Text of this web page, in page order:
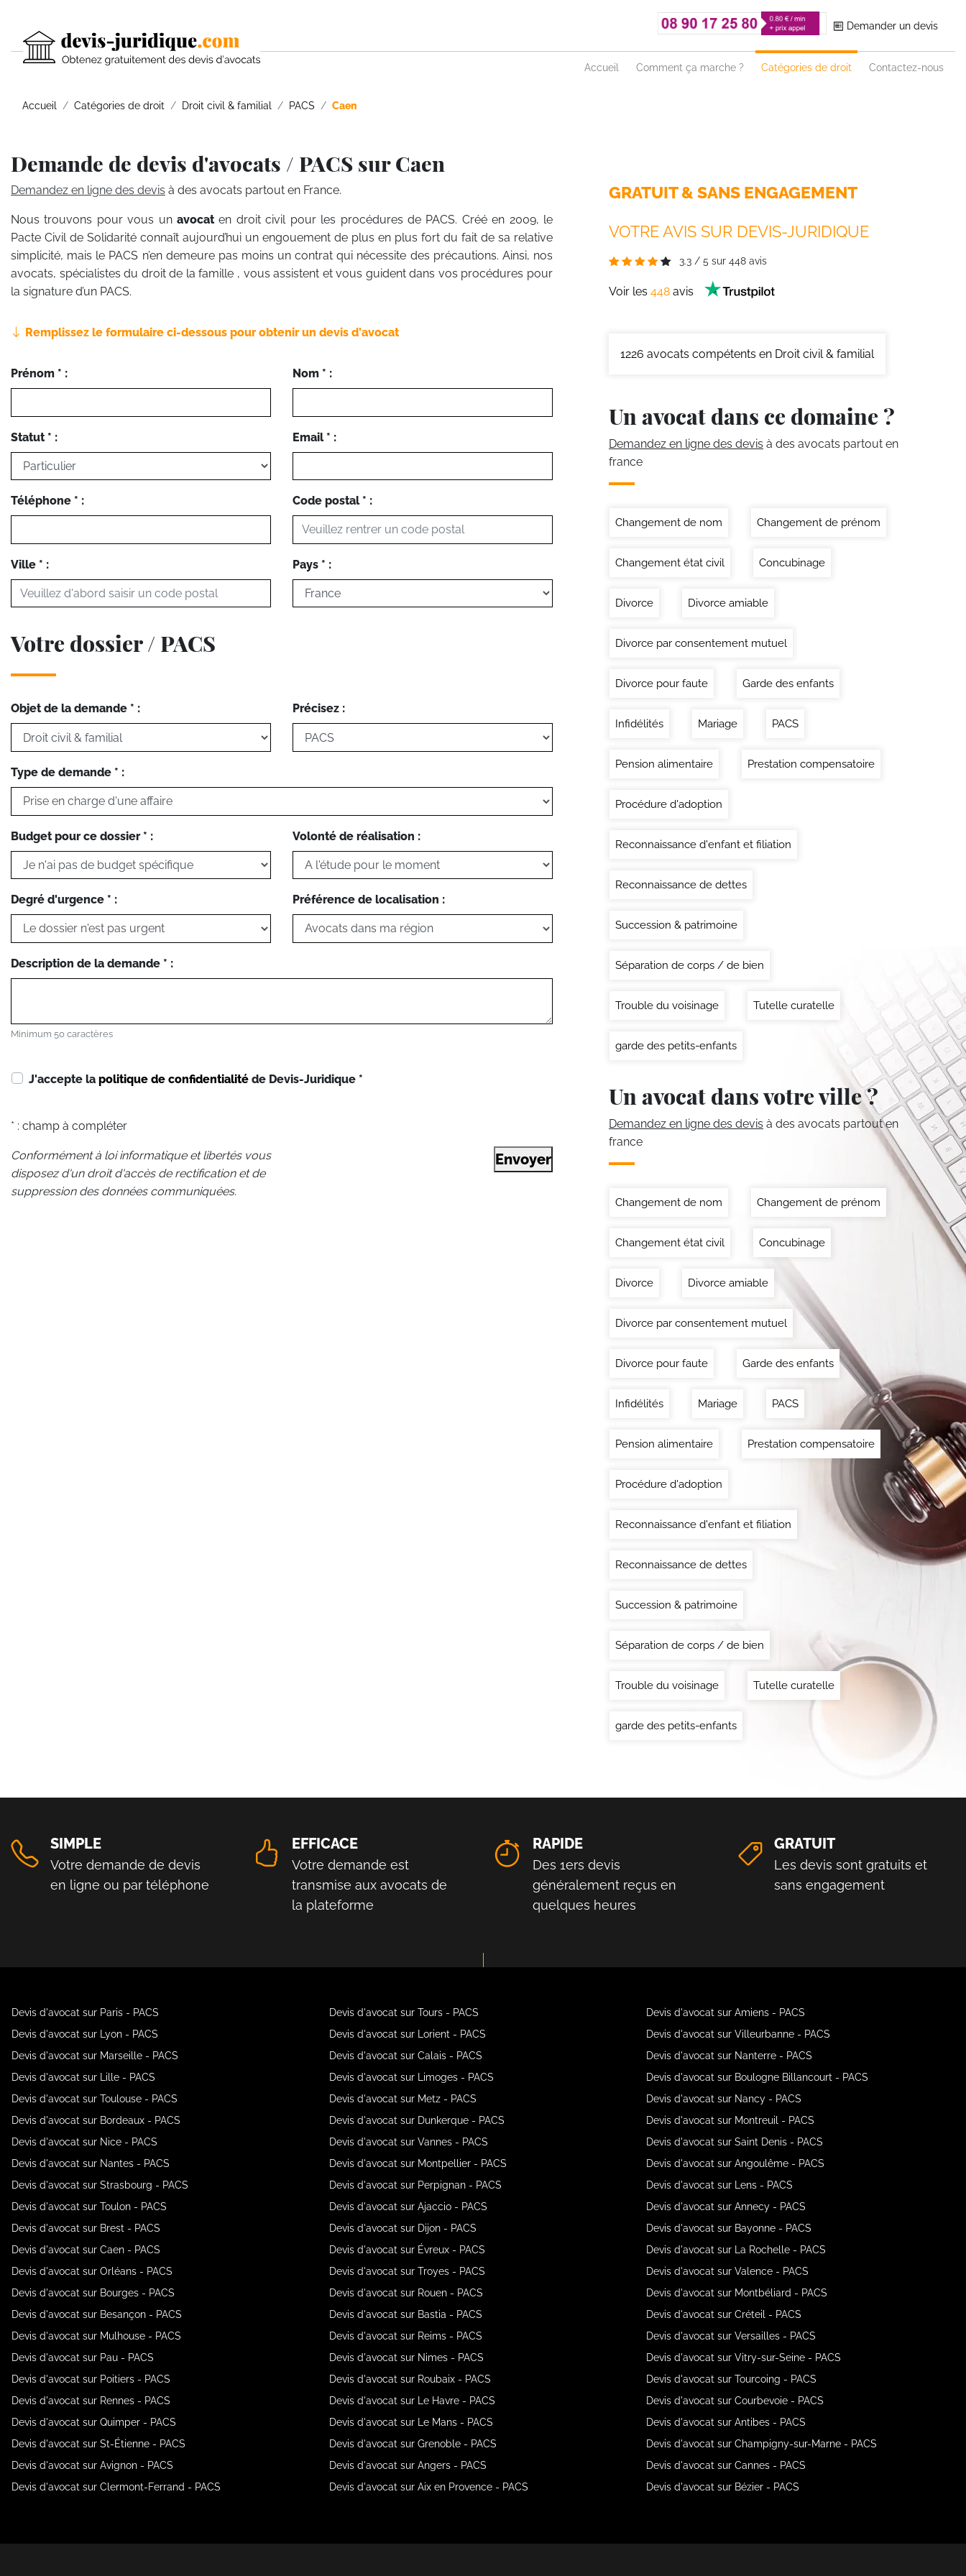
Demander un devis
Accueil Comment ça marche ? Catégories de droit Contactez-nous
Accueil Catégories de droit Droit civil & familial PACS Caen
Demande de devis d'avocats / PACS sur Caen
Demandez en ligne des devis à des avocats partout en France.
Nous trouvons pour vous unavocaten droit civil pour les procédures de PACS. Créé en 2009, le
Pacte Civil de Solidarité connaît aujourd’hui un engouement de plus en plus fort du fait de sa relative
simplicité, mais le PACS n’en demeure pas moins un contrat qui nécessite des précautions. Ainsi, nos
avocats, spécialistes du droit de la famille , vous assistent et vous guident dans vos procédures pour
la signature d’un PACS.
Remplissez le formulaire ci-dessous pour obtenir un devis d'avocat
Prénom * : Nom * :
Statut * : Email * :
Téléphone * : Code postal * :
Ville * : Pays * :
Votre dossier / PACS
Objet de la demande * : Précisez :
Type de demande * :
Budget pour ce dossier * : Volonté de réalisation :
Degré d'urgence * : Préférence de localisation :
Description de la demande * :
Minimum 50 caractères
J'accepte la politique de confidentialité de Devis-Juridique *
* : champ à compléter
Conformément à loi informatique et libertés vous
disposez d'un droit d'accès de rectification et de
suppression des données communiquées.
Envoyer
GRATUIT & SANS ENGAGEMENT
VOTRE AVIS SUR DEVIS-JURIDIQUE
3.3 / 5 sur 448 avis
Voir les 448 avis
1226 avocats compétents en Droit civil & familial
Un avocat dans ce domaine ?
Demandez en ligne des devis à des avocats partout en
france
Changement de nom Changement de prénom
Changement état civil Concubinage
Divorce Divorce amiable
Divorce par consentement mutuel
Divorce pour faute Garde des enfants
Infidélités Mariage PACS
Pension alimentaire Prestation compensatoire
Procédure d'adoption
Reconnaissance d'enfant et filiation
Reconnaissance de dettes
Succession & patrimoine
Séparation de corps / de bien
Trouble du voisinage Tutelle curatelle
garde des petits-enfants
Un avocat dans votre ville ?
Demandez en ligne des devis à des avocats partout en
france
Changement de nom Changement de prénom
Changement état civil Concubinage
Divorce Divorce amiable
Divorce par consentement mutuel
Divorce pour faute Garde des enfants
Infidélités Mariage PACS
Pension alimentaire Prestation compensatoire
Procédure d'adoption
Reconnaissance d'enfant et filiation
Reconnaissance de dettes
Succession & patrimoine
Séparation de corps / de bien
Trouble du voisinage Tutelle curatelle
garde des petits-enfants
SIMPLE
Votre demande de devis
en ligne ou par téléphone
EFFICACE
Votre demande est
transmise aux avocats de
la plateforme
RAPIDE
Des 1ers devis
généralement reçus en
quelques heures
GRATUIT
Les devis sont gratuits et
sans engagement
Devis d'avocat sur Paris - PACS
Devis d'avocat sur Lyon - PACS
Devis d'avocat sur Marseille - PACS
Devis d'avocat sur Lille - PACS
Devis d'avocat sur Toulouse - PACS
Devis d'avocat sur Bordeaux - PACS
Devis d'avocat sur Nice - PACS
Devis d'avocat sur Nantes - PACS
Devis d'avocat sur Strasbourg - PACS
Devis d'avocat sur Toulon - PACS
Devis d'avocat sur Brest - PACS
Devis d'avocat sur Caen - PACS
Devis d'avocat sur Orléans - PACS
Devis d'avocat sur Bourges - PACS
Devis d'avocat sur Besançon - PACS
Devis d'avocat sur Mulhouse - PACS
Devis d'avocat sur Pau - PACS
Devis d'avocat sur Poitiers - PACS
Devis d'avocat sur Rennes - PACS
Devis d'avocat sur Quimper - PACS
Devis d'avocat sur St-Étienne - PACS
Devis d'avocat sur Avignon - PACS
Devis d'avocat sur Clermont-Ferrand - PACS
Devis d'avocat sur Tours - PACS
Devis d'avocat sur Lorient - PACS
Devis d'avocat sur Calais - PACS
Devis d'avocat sur Limoges - PACS
Devis d'avocat sur Metz - PACS
Devis d'avocat sur Dunkerque - PACS
Devis d'avocat sur Vannes - PACS
Devis d'avocat sur Montpellier - PACS
Devis d'avocat sur Perpignan - PACS
Devis d'avocat sur Ajaccio - PACS
Devis d'avocat sur Dijon - PACS
Devis d'avocat sur Évreux - PACS
Devis d'avocat sur Troyes - PACS
Devis d'avocat sur Rouen - PACS
Devis d'avocat sur Bastia - PACS
Devis d'avocat sur Reims - PACS
Devis d'avocat sur Nimes - PACS
Devis d'avocat sur Roubaix - PACS
Devis d'avocat sur Le Havre - PACS
Devis d'avocat sur Le Mans - PACS
Devis d'avocat sur Grenoble - PACS
Devis d'avocat sur Angers - PACS
Devis d'avocat sur Aix en Provence - PACS
Devis d'avocat sur Amiens - PACS
Devis d'avocat sur Villeurbanne - PACS
Devis d'avocat sur Nanterre - PACS
Devis d'avocat sur Boulogne Billancourt - PACS
Devis d'avocat sur Nancy - PACS
Devis d'avocat sur Montreuil - PACS
Devis d'avocat sur Saint Denis - PACS
Devis d'avocat sur Angoulême - PACS
Devis d'avocat sur Lens - PACS
Devis d'avocat sur Annecy - PACS
Devis d'avocat sur Bayonne - PACS
Devis d'avocat sur La Rochelle - PACS
Devis d'avocat sur Valence - PACS
Devis d'avocat sur Montbéliard - PACS
Devis d'avocat sur Créteil - PACS
Devis d'avocat sur Versailles - PACS
Devis d'avocat sur Vitry-sur-Seine - PACS
Devis d'avocat sur Tourcoing - PACS
Devis d'avocat sur Courbevoie - PACS
Devis d'avocat sur Antibes - PACS
Devis d'avocat sur Champigny-sur-Marne - PACS
Devis d'avocat sur Cannes - PACS
Devis d'avocat sur Bézier - PACS